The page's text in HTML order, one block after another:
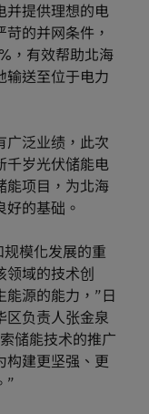
并提供理想的电
的并网条件，
，有效帮助北海
输送至位于电力
广泛业绩，此次
千岁光伏储能电
能项目，为北海
的基础。
模化发展的重
领域的技术创
能源的能力，”日
区负责人张金泉
储能技术的推广
构建更坚强、更
”